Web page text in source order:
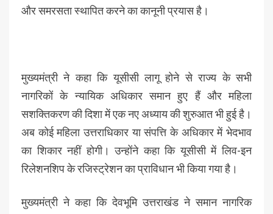
और समरसता स्थापित करने का कानूनी प्रयास है।
मुख्यमंत्री ने कहा कि यूसीसी लागू होने से राज्य के सभी
नागरिकों के न्यायिक अधिकार समान हुए हैं और महिला
सशक्तिकरण की दिशा में एक नए अध्याय की शुरुआत भी हुई है।
अब कोई महिला उत्तराधिकार या संपत्ति के अधिकार में भेदभाव
का शिकार नहीं होगी। उन्होंने कहा कि यूसीसी में लिव-इन
रिलेशनशिप के रजिस्ट्रेशन का प्राविधान भी किया गया है।
मुख्यमंत्री ने कहा कि देवभूमि उत्तराखंड ने समान नागरिक